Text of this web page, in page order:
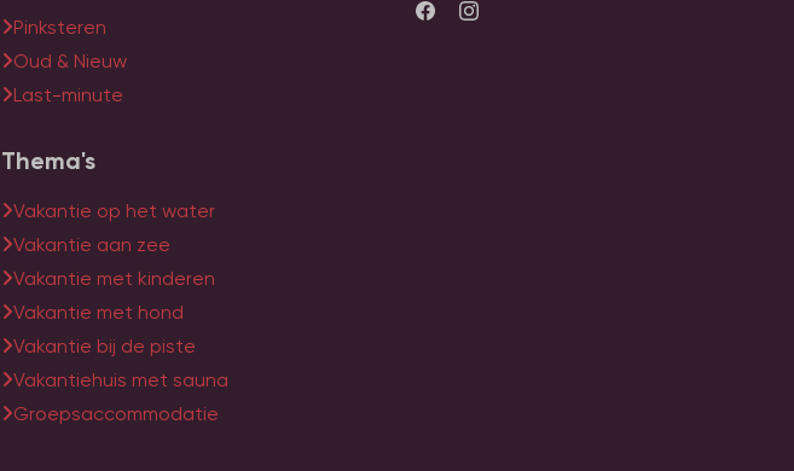
Pinksteren
Oud & Nieuw
Last-minute
Thema's
Vakantie op het water
Vakantie aan zee
Vakantie met kinderen
Vakantie met hond
Vakantie bij de piste
Vakantiehuis met sauna
Groepsaccommodatie